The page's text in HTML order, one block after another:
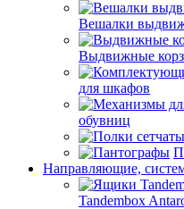
Вешалки
Выдвижные
для шкафов
обувниц
Направляющие,
Tandembox